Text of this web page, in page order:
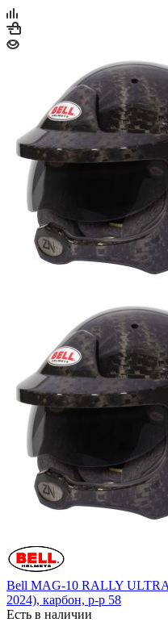
Bell MAG-10 RALLY ULTRA
2024), карбон, р-р 58
Есть в наличии